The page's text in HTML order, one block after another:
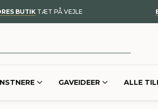
BUTIK TÆT PÅ VEJLE
GAVEIDEER ALLE